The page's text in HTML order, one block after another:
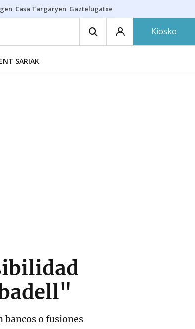
Casa Targaryen Gaztelugatxe
Kiosko
SARIAK
bancos o fusiones